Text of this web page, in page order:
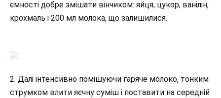
ємності добре змішати вінчиком: яйця, цукор, ванілін,
крохмаль і 200 мл молока, що залишилися.
2. Далі інтенсивно помішуючи гаряче молоко, тонким
струмком влити яєчну суміш і поставити на середній